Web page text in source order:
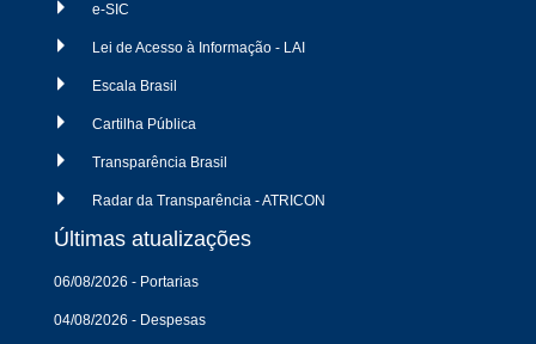
e-SIC
Lei de Acesso à Informação - LAI
Escala Brasil
Cartilha Pública
Transparência Brasil
Radar da Transparência - ATRICON
Últimas atualizações
06/08/2026 - Portarias
04/08/2026 - Despesas